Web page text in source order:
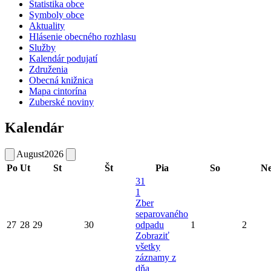
Štatistika obce
Symboly obce
Aktuality
Hlásenie obecného rozhlasu
Služby
Kalendár podujatí
Združenia
Obecná knižnica
Mapa cintorína
Zuberské noviny
Kalendár
August2026
Po Ut St Št Pia So
27 28 29 30
31
1
Zber
separovaného
odpadu
Zobraziť
všetky
záznamy z
dňa
1 2